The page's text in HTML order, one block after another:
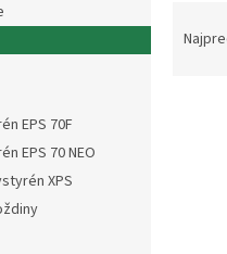
EPS 70F
EPS 70 NEO
XPS